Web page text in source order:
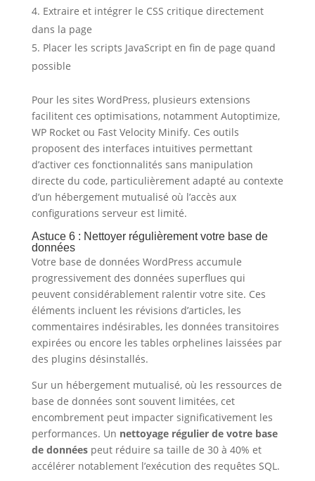
Extraire et intégrer le CSS critique directement
dans la page
Placer les scripts JavaScript en fin de page quand
possible
Pour les sites WordPress, plusieurs extensions
facilitent ces optimisations, notamment Autoptimize,
WP Rocket ou Fast Velocity Minify. Ces outils
proposent des interfaces intuitives permettant
d’activer ces fonctionnalités sans manipulation
directe du code, particulièrement adapté au contexte
d’un hébergement mutualisé où l’accès aux
configurations serveur est limité.
Astuce 6 : Nettoyer régulièrement votre base de
données
Votre base de données WordPress accumule
progressivement des données superflues qui
peuvent considérablement ralentir votre site. Ces
éléments incluent les révisions d’articles, les
commentaires indésirables, les données transitoires
expirées ou encore les tables orphelines laissées par
des plugins désinstallés.
Sur un hébergement mutualisé, où les ressources de
base de données sont souvent limitées, cet
encombrement peut impacter significativement les
performances. Un nettoyage régulier de votre base
de donnéespeut réduire sa taille de 30 à 40% et
accélérer notablement l’exécution des requêtes SQL.